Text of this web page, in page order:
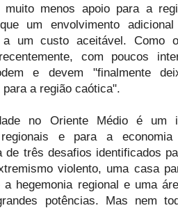
muito menos apoio para a
um envolvimento
a um custo aceitável. Como
com poucos
e devem "finalmente
a região caótica".
no Oriente Médio é um
regionais e para a
de três desafios identificados
violento, uma casa
a hegemonia regional e uma
potências. Mas nem